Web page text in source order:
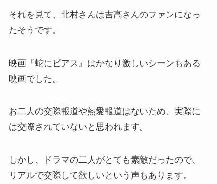
それを見て、北村さんは吉高さんのファンになっ
たそうです。
映画『蛇にピアス』はかなり激しいシーンもある
映画でした。
お二人の交際報道や熱愛報道はないため、実際に
は交際されていないと思われます。
しかし、ドラマの二人がとても素敵だったので、
リアルで交際して欲しいという声もあります。